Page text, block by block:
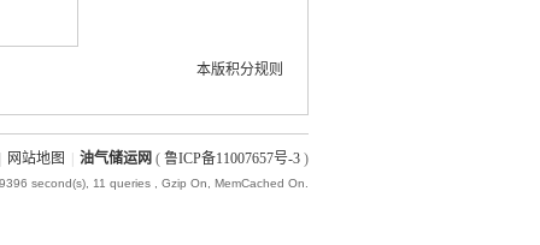
本版积分规则
网站地图 油气储运网 ( 鲁ICP备11007657号-3 )
second(s), 11 queries , Gzip On, MemCached On.